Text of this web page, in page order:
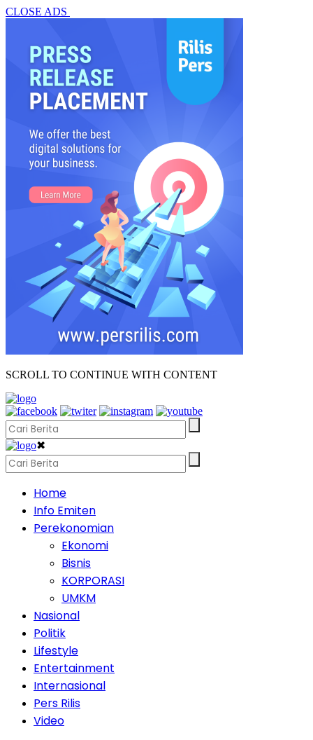
CLOSE ADS
SCROLL TO CONTINUE WITH CONTENT
✖
Home
Info Emiten
Perekonomian
Ekonomi
Bisnis
KORPORASI
UMKM
Nasional
Politik
Lifestyle
Entertainment
Internasional
Pers Rilis
Video